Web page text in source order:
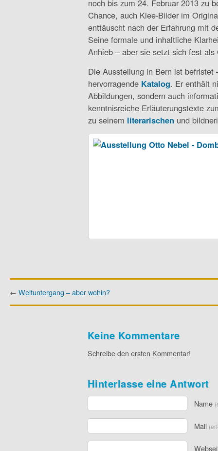
noch bis zum 24. Februar 2013 zu
Chance, auch Klee-Bilder im
enttäuscht nach der Erfahrung mit
Seine formale und inhaltliche
Anhieb – aber sie setzt sich fest
Die Ausstellung in Bern ist befristet
hervorragende Katalog. Er enthält
Abbildungen, sondern auch
kenntnisreiche Erläuterungstexte
zu seinem literarischen und
← Weltuntergang – aber wohin?
Keine Kommentare
Schreibe den ersten Kommentar!
Hinterlasse eine Antwort
Name
Mail